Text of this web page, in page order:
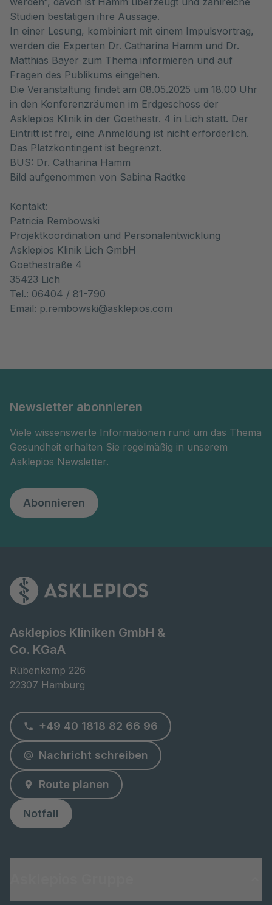
Studien bestätigen ihre Aussage.
In einer Lesung, kombiniert mit einem Impulsvortrag,
werden die Experten Dr. Catharina Hamm und Dr.
Matthias Bayer zum Thema informieren und auf
Fragen des Publikums eingehen.
Die Veranstaltung findet am 08.05.2025 um 18.00 Uhr
in den Konferenzräumen im Erdgeschoss der
Asklepios Klinik in der Goethestr. 4 in Lich statt. Der
Eintritt ist frei, eine Anmeldung ist nicht erforderlich.
Das Platzkontingent ist begrenzt.
BUS: Dr. Catharina Hamm
Bild aufgenommen von Sabina Radtke
Kontakt:
Patricia Rembowski
Projektkoordination und Personalentwicklung
Asklepios Klinik Lich GmbH
Goethestraße 4
35423 Lich
Tel.: 06404 / 81-790
Email: p.rembowski@asklepios.com
Newsletter abonnieren
Viele wissenswerte Informationen rund um das Thema
Gesundheit erhalten Sie regelmäßig in unserem
Asklepios Newsletter.
Abonnieren
Asklepios Kliniken GmbH &
Co. KGaA
Rübenkamp 226
22307 Hamburg
+49 40 1818 82 66 96
Nachricht schreiben
Route planen
Notfall